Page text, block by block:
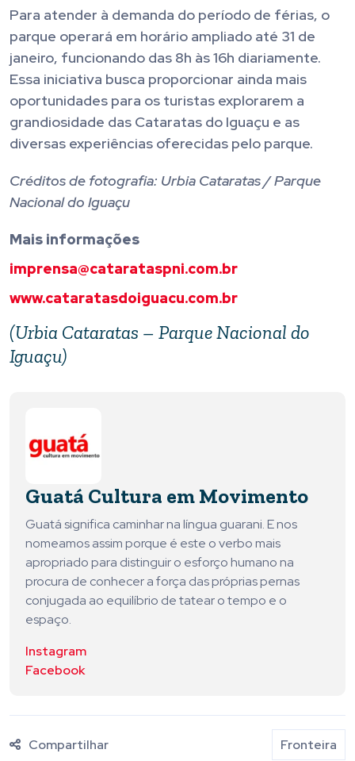
Para atender à demanda do período de férias, o
parque operará em horário ampliado até 31 de
janeiro, funcionando das 8h às 16h diariamente.
Essa iniciativa busca proporcionar ainda mais
oportunidades para os turistas explorarem a
grandiosidade das Cataratas do Iguaçu e as
diversas experiências oferecidas pelo parque.
Créditos de fotografia: Urbia Cataratas / Parque
Nacional do Iguaçu
Mais informações
imprensa@catarataspni.com.br
www.cataratasdoiguacu.com.br
(Urbia Cataratas – Parque Nacional do
Iguaçu)
Guatá Cultura em Movimento
Guatá significa caminhar na língua guarani. E nos
nomeamos assim porque é este o verbo mais
apropriado para distinguir o esforço humano na
procura de conhecer a força das próprias pernas
conjugada ao equilíbrio de tatear o tempo e o
espaço.
Instagram
Facebook
Compartilhar Fronteira